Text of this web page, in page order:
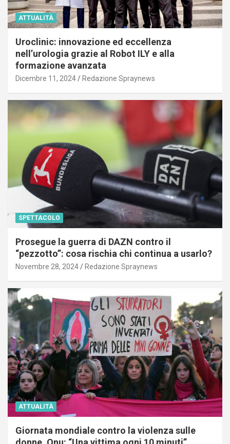
ATTUALITÀ
Uroclinic: innovazione ed eccellenza
nell’urologia grazie al Robot ILY e alla
formazione avanzata
Dicembre 11, 2024 Redazione Spraynews
SPETTACOLO
Prosegue la guerra di DAZN contro il
“pezzotto”: cosa rischia chi continua a usarlo?
Novembre 28, 2024 Redazione Spraynews
ATTUALITÀ
Giornata mondiale contro la violenza sulle